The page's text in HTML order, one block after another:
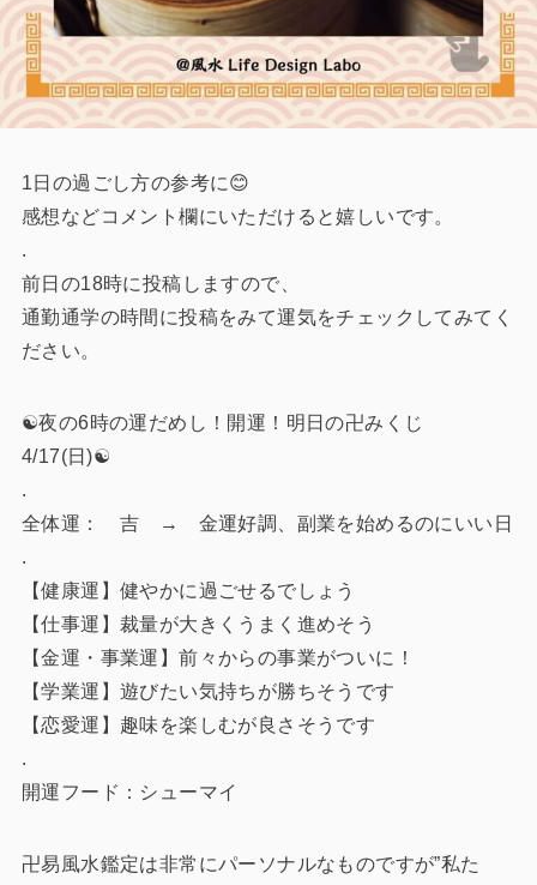
1日の過ごし方の参考に😊
感想などコメント欄にいただけると嬉しいです。
.
前日の18時に投稿しますので、
通勤通学の時間に投稿をみて運気をチェックしてみてく
ださい。
☯️夜の6時の運だめし！開運！明日の卍みくじ
4/17(日)☯️
.
全体運： 吉 → 金運好調、副業を始めるのにいい日
.
【健康運】健やかに過ごせるでしょう
【仕事運】裁量が大きくうまく進めそう
【金運・事業運】前々からの事業がついに！
【学業運】遊びたい気持ちが勝ちそうです
【恋愛運】趣味を楽しむが良さそうです
.
開運フード：シューマイ
卍易風水鑑定は非常にパーソナルなものですが”私た